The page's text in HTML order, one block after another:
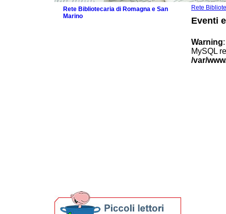
Rete
Eventi
Warning
MySQL
/var/
Rete Bibliotecaria di Romagna e San
Marino